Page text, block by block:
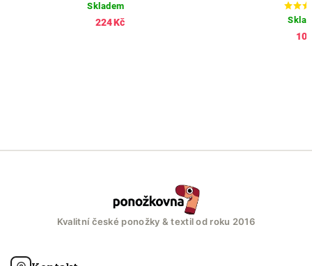
Skladem
224 Kč
Kvalitní české ponožky & textil od roku 2016